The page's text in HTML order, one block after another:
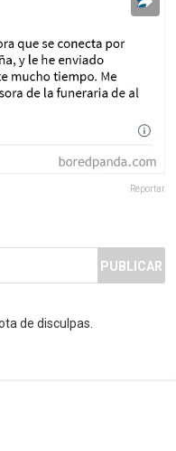
Reportar
PUBLICAR
de disculpas.